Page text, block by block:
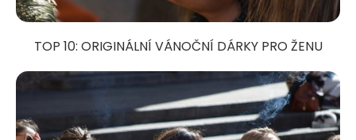
TOP 10: ORIGINÁLNÍ VÁNOČNÍ DÁRKY PRO ŽENU